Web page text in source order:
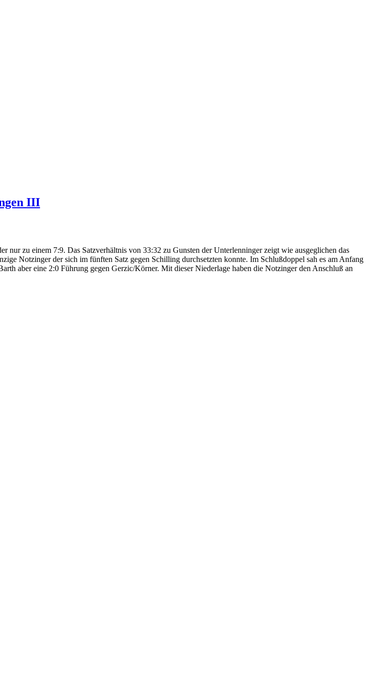
III
zu einem 7:9. Das Satzverhältnis von 33:32 zu Gunsten der Unterlenninger zeigt wie ausgeglichen das
Notzinger der sich im fünften Satz gegen Schilling durchsetzten konnte. Im Schlußdoppel sah es am Anfang
aber eine 2:0 Führung gegen Gerzic/Körner. Mit dieser Niederlage haben die Notzinger den Anschluß an